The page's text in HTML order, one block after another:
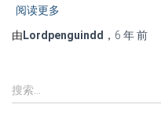
阅读更多
由 Lordpenguindd ， 6 年前
搜
索
搜索…